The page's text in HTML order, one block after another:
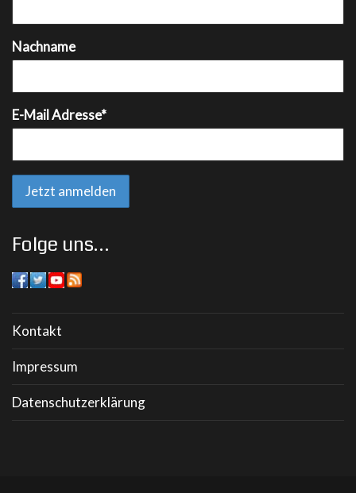
Nachname
E-Mail Adresse*
Folge uns…
Kontakt
Impressum
Datenschutzerklärung